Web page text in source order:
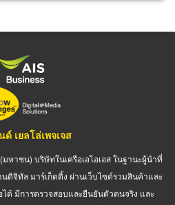
เยลโล่เพจเจส
หาชน) บริษัทในเครือเอไอเอส ในฐานะผู้นำที่
จิทัล มาร์เก็ตติ้ง ผ่านเว็บไซต์รวมสินค้าและ
ได้ มีการตรวจสอบและยืนยันตัวตนจริง และ